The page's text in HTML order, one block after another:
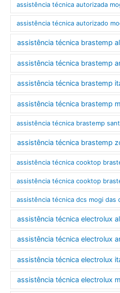
assistência técnica autorizada
assistência técnica autorizado
assistência técnica brastemp
assistência técnica brastemp
assistência técnica brastemp
assistência técnica brastemp
assistência técnica brastemp
assistência técnica brastemp
assistência técnica cooktop
assistência técnica cooktop
assistência técnica dcs mogi das
assistência técnica electrolux
assistência técnica electrolux
assistência técnica electrolux
assistência técnica electrolux